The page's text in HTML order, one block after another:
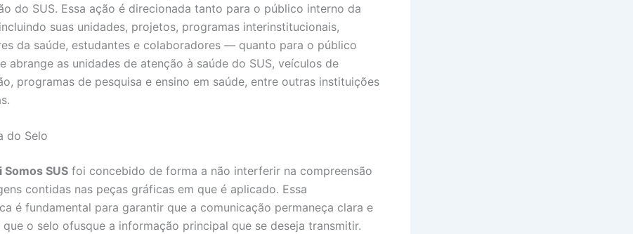
do SUS. Essa ação é direcionada tanto para o público interno da
suas unidades, projetos, programas interinstitucionais,
da saúde, estudantes e colaboradores — quanto para o público
abrange as unidades de atenção à saúde do SUS, veículos de
programas de pesquisa e ensino em saúde, entre outras instituições
do Selo
Somos SUS foi concebido de forma a não interferir na compreensão
contidas nas peças gráficas em que é aplicado. Essa
é fundamental para garantir que a comunicação permaneça clara e
que o selo ofusque a informação principal que se deseja transmitir.